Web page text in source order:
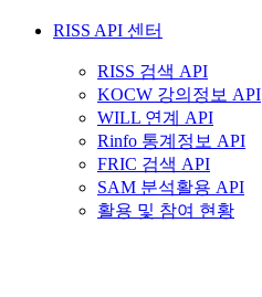
RISS API 센터
RISS 검색 API
KOCW 강의정보 API
WILL 연계 API
Rinfo 통계정보 API
FRIC 검색 API
SAM 분석활용 API
활용 및 참여 현황